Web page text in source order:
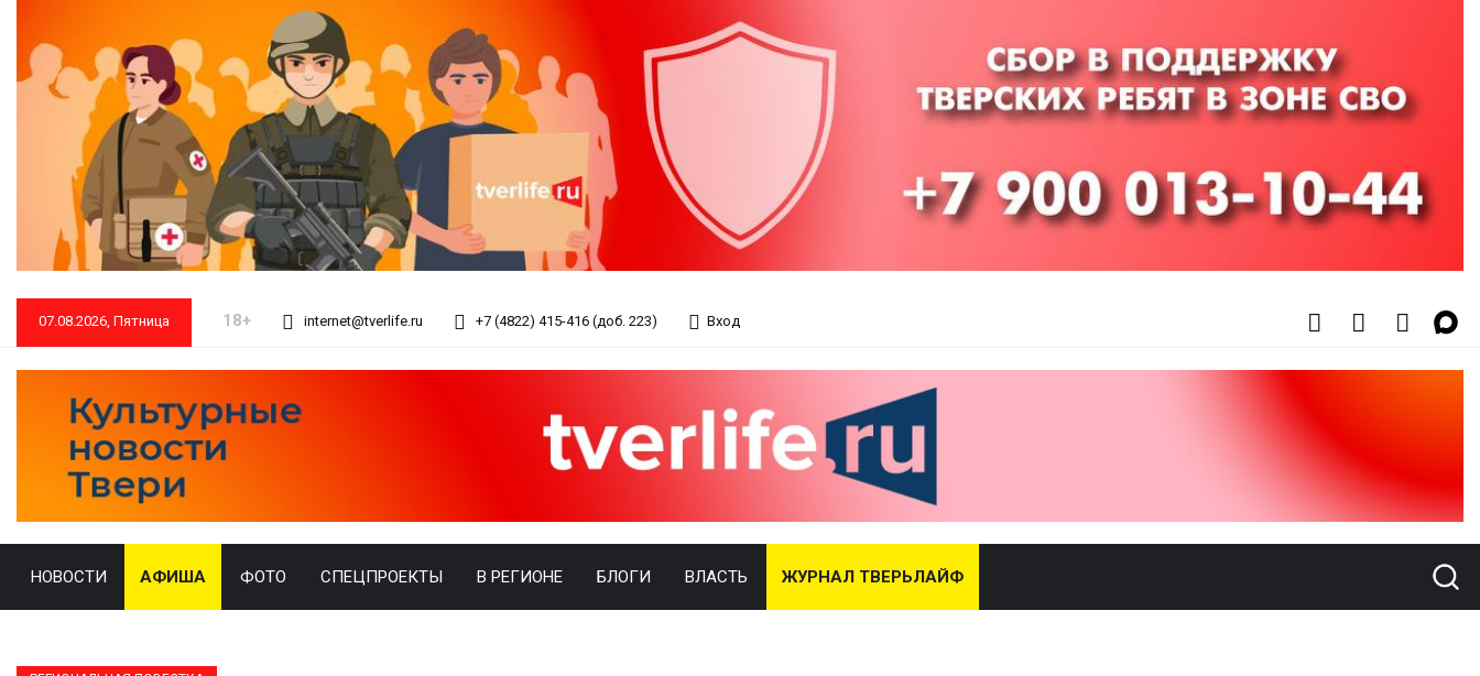
07.08.2026, Пятница 18+ internet@tverlife.ru +7 (4822) 415-416 (доб. 223) Вход
НОВОСТИ АФИША ФОТО СПЕЦПРОЕКТЫ В РЕГИОНЕ БЛОГИ ВЛАСТЬ ЖУРНАЛ ТВЕРЬЛАЙФ